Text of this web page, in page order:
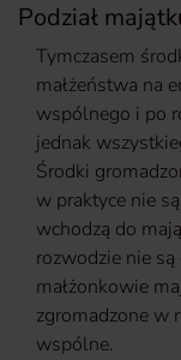
Podział
Tymczasem
małżeństwa na
wspólnego i po
jednak
Środki
w praktyce nie
wchodzą do
rozwodzie nie
małżonkowie
zgromadzone w
wspólne.